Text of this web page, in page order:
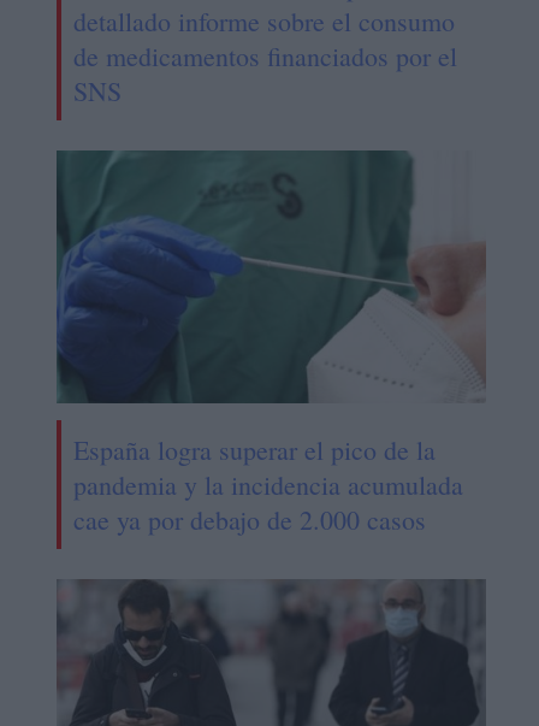
detallado informe sobre el consumo
de medicamentos financiados por el
SNS
España logra superar el pico de la
pandemia y la incidencia acumulada
cae ya por debajo de 2.000 casos